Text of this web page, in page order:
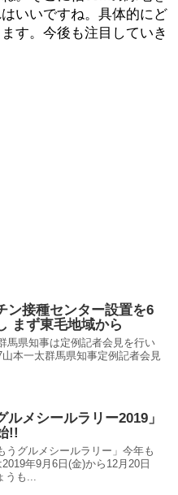
いいですね。具体的にど
す。今後も注目していき
ン接種センター設置を6
まず東毛地域から
馬県知事は定例記者会見を行い
本一太群馬県知事定例記者会見
ルメシールラリー2019」
!!
うグルメシールラリー」今年も
年9月6日(金)から12月20日
も...